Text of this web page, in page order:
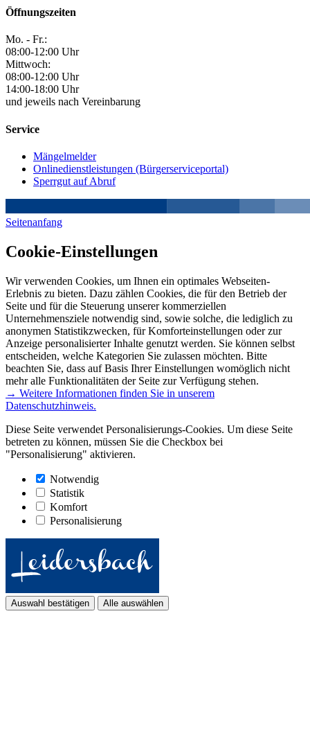
Öffnungszeiten
Mo. - Fr.:
08:00-12:00 Uhr
Mittwoch:
08:00-12:00 Uhr
14:00-18:00 Uhr
und jeweils nach Vereinbarung
Service
Mängelmelder
Onlinedienstleistungen (Bürgerserviceportal)
Sperrgut auf Abruf
Seitenanfang
Cookie-Einstellungen
Wir verwenden Cookies, um Ihnen ein optimales Webseiten-
Erlebnis zu bieten. Dazu zählen Cookies, die für den Betrieb der
Seite und für die Steuerung unserer kommerziellen
Unternehmensziele notwendig sind, sowie solche, die lediglich zu
anonymen Statistikzwecken, für Komforteinstellungen oder zur
Anzeige personalisierter Inhalte genutzt werden. Sie können selbst
entscheiden, welche Kategorien Sie zulassen möchten. Bitte
beachten Sie, dass auf Basis Ihrer Einstellungen womöglich nicht
mehr alle Funktionalitäten der Seite zur Verfügung stehen.
→ Weitere Informationen finden Sie in unserem
Datenschutzhinweis.
Diese Seite verwendet Personalisierungs-Cookies. Um diese Seite
betreten zu können, müssen Sie die Checkbox bei
"Personalisierung" aktivieren.
Notwendig
Statistik
Komfort
Personalisierung
Auswahl bestätigen Alle auswählen